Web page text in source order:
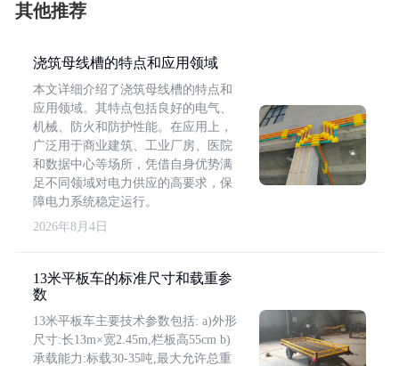
其他推荐
浇筑母线槽的特点和应用领域
本文详细介绍了浇筑母线槽的特点和
应用领域。其特点包括良好的电气、
机械、防火和防护性能。在应用上，
广泛用于商业建筑、工业厂房、医院
和数据中心等场所，凭借自身优势满
足不同领域对电力供应的高要求，保
障电力系统稳定运行。
2026年8月4日
13米平板车的标准尺寸和载重参
数
13米平板车主要技术参数包括: a)外形
尺寸:长13m×宽2.45m,栏板高55cm b)
承载能力:标载30-35吨,最大允许总重